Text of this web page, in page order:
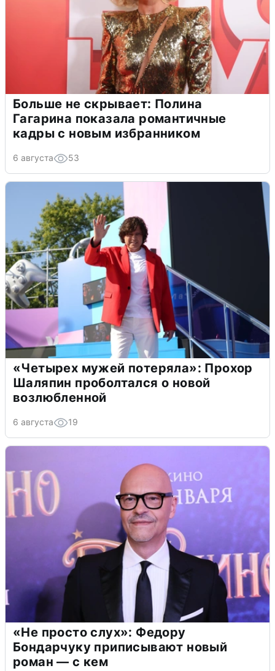
Больше не скрывает: Полина
Гагарина показала романтичные
кадры с новым избранником
6 августа 53
«Четырех мужей потеряла»: Прохор
Шаляпин проболтался о новой
возлюбленной
6 августа 19
«Не просто слух»: Федору
Бондарчуку приписывают новый
роман — с кем